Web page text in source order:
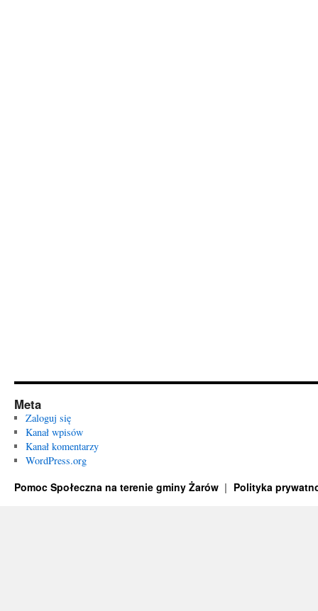
Meta
Zaloguj się
Kanał wpisów
Kanał komentarzy
WordPress.org
Pomoc Społeczna na terenie gminy Żarów Polityka